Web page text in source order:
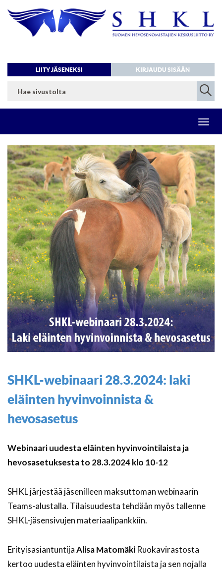
KIRJAUDU SISÄÄN
LIITY JÄSENEKSI
SHKL-webinaari 28.3.2024: laki
eläinten hyvinvoinnista &
hevosasetus
Webinaari uudesta eläinten hyvinvointilaista ja
hevosasetuksesta to 28.3.2024 klo 10-12
SHKL järjestää jäsenilleen maksuttoman webinaarin
Teams-alustalla. Tilaisuudesta tehdään myös tallenne
SHKL-jäsensivujen materiaalipankkiin.
ErityisasiantuntijaAlisa Matomäki Ruokavirastosta
kertoo uudesta eläinten hyvinvointilaista ja sen nojalla